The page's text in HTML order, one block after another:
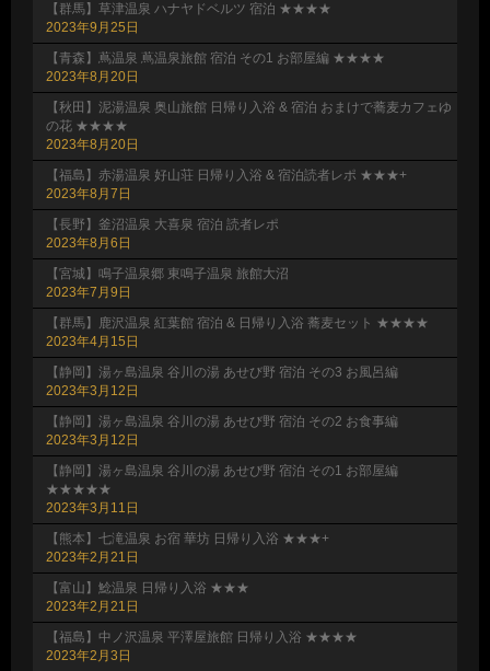
【群馬】草津温泉 ハナヤドベルツ 宿泊 ★★★★
2023年9月25日
【青森】蔦温泉 蔦温泉旅館 宿泊 その1 お部屋編 ★★★★
2023年8月20日
【秋田】泥湯温泉 奥山旅館 日帰り入浴 & 宿泊 おまけで蕎麦カフェゆ
の花 ★★★★
2023年8月20日
【福島】赤湯温泉 好山荘 日帰り入浴 & 宿泊読者レポ ★★★+
2023年8月7日
【長野】釜沼温泉 大喜泉 宿泊 読者レポ
2023年8月6日
【宮城】鳴子温泉郷 東鳴子温泉 旅館大沼
2023年7月9日
【群馬】鹿沢温泉 紅葉館 宿泊 & 日帰り入浴 蕎麦セット ★★★★
2023年4月15日
【静岡】湯ヶ島温泉 谷川の湯 あせび野 宿泊 その3 お風呂編
2023年3月12日
【静岡】湯ヶ島温泉 谷川の湯 あせび野 宿泊 その2 お食事編
2023年3月12日
【静岡】湯ヶ島温泉 谷川の湯 あせび野 宿泊 その1 お部屋編
★★★★★
2023年3月11日
【熊本】七滝温泉 お宿 華坊 日帰り入浴 ★★★+
2023年2月21日
【富山】鯰温泉 日帰り入浴 ★★★
2023年2月21日
【福島】中ノ沢温泉 平澤屋旅館 日帰り入浴 ★★★★
2023年2月3日